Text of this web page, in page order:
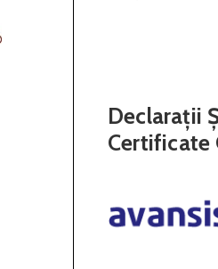
Declarații
Certificate